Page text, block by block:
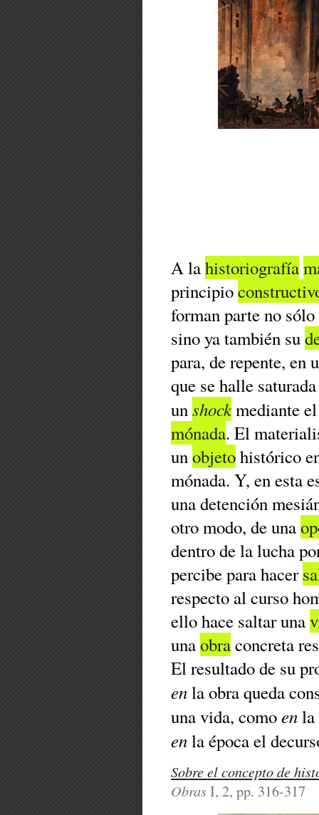
A lahistoriografía
principio
forman parte no
sino ya también su
para, de repente, en
que se halle
unshockmediante
mónada. El
unobjetohistórico
mónada. Y, en esta
una detención
otro modo, de una
dentro de la lucha
percibe para hacer
respecto al curso
ello hace saltar una
unaobraconcreta
El resultado de su
enla obra queda
una vida, comoenla
enla época el
Sobre el concepto de
ObrasI, 2, pp. 316-317